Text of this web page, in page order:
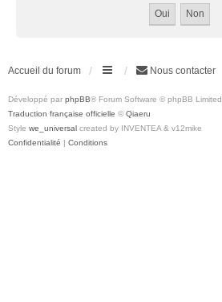
Accueil du forum Nous contacter
Développé par phpBB® Forum Software © phpBB Limited
Traduction française officielle © Qiaeru
Style we_universal created by INVENTEA & v12mike
Confidentialité | Conditions